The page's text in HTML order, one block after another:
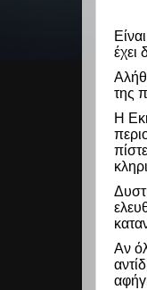
έχει
της
Η
Αν